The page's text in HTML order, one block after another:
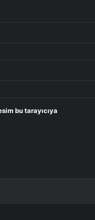
bu tarayıcıya